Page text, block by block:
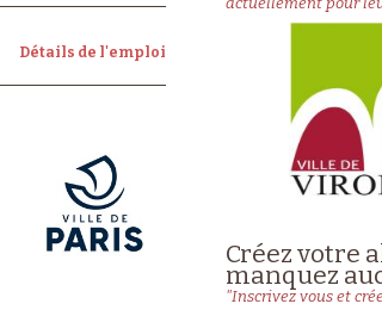
Détails de l'emploi
Créez votre
manquez
"Inscrivez vous et